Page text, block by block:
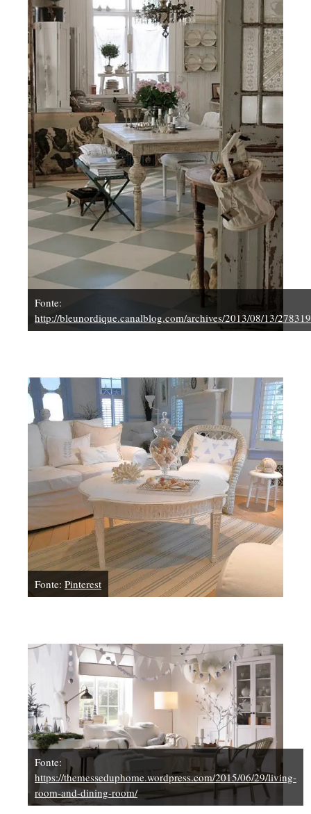
Fonte:
http://bleunordique.canalblog.com/archives/2013/08/13/
Fonte: Pinterest
Fonte:
https://themesseduphome.wordpress.com/2015/06/29/living-
room-and-dining-room/